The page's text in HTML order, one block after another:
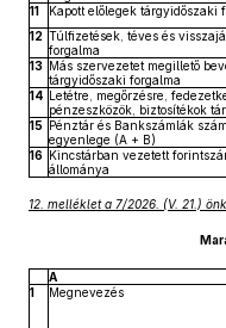
11 Kapott előlegek tárgyidőszaki
12 Túlfizetések, téves és
forgalma
13 Más szervezetet megillető
tárgyidőszaki forgalma
14 Letétre, megőrzésre,
pénzeszközök, biztosítékok
15 Pénztár és Bankszámlák
egyenlege (A + B)
16 Kincstárban vezetett
állománya
12. melléklet a 7/2026. (V. 21.)
A
1
Megnevezés